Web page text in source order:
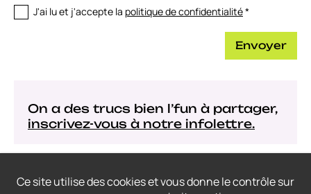
Ce site utilise des cookies et vous donne le contrôle sur
J'ai lu et j'accepte la politique de confidentialité*
Envoyer
On a des trucs bien l’fun à partager,
inscrivez-vous à notre infolettre.